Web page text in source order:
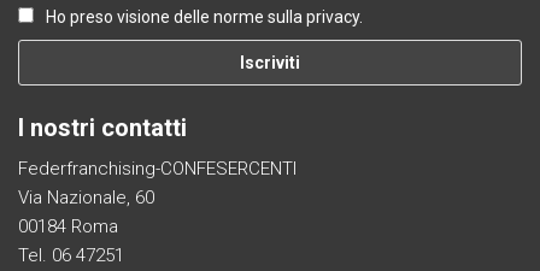
Ho preso visione delle norme sulla privacy.
I nostri contatti
Federfranchising-CONFESERCENTI
Via Nazionale, 60
00184 Roma
Tel. 06 47251